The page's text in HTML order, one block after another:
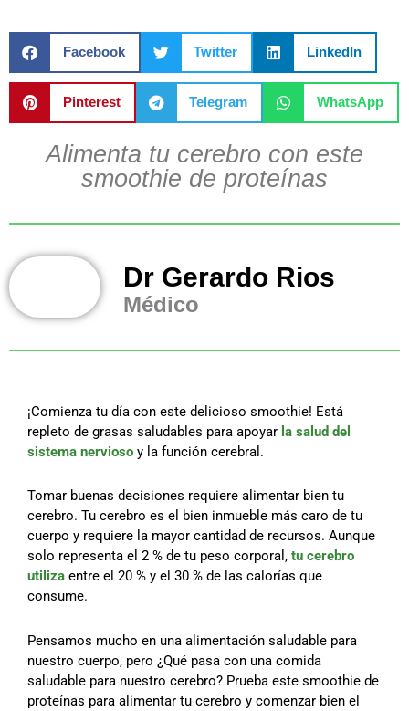
Facebook Twitter LinkedIn
Pinterest Telegram WhatsApp
Alimenta tu cerebro con este
smoothie de proteínas
Dr Gerardo Rios
Médico
¡Comienza tu día con este delicioso smoothie! Está
repleto de grasas saludables para apoyar la salud del
sistema nervioso y la función cerebral.
Tomar buenas decisiones requiere alimentar bien tu
cerebro. Tu cerebro es el bien inmueble más caro de tu
cuerpo y requiere la mayor cantidad de recursos. Aunque
solo representa el 2 % de tu peso corporal, tu cerebro
utiliza entre el 20 % y el 30 % de las calorías que
consume.
Pensamos mucho en una alimentación saludable para
nuestro cuerpo, pero ¿Qué pasa con una comida
saludable para nuestro cerebro? Prueba este smoothie de
proteínas para alimentar tu cerebro y comenzar bien el